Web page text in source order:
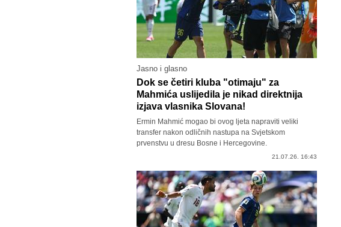
Jasno i glasno
Dok se četiri kluba "otimaju" za
Mahmića uslijedila je nikad direktnija
izjava vlasnika Slovana!
Ermin Mahmić mogao bi ovog ljeta napraviti veliki
transfer nakon odličnih nastupa na Svjetskom
prvenstvu u dresu Bosne i Hercegovine.
21.07.26. 16:43